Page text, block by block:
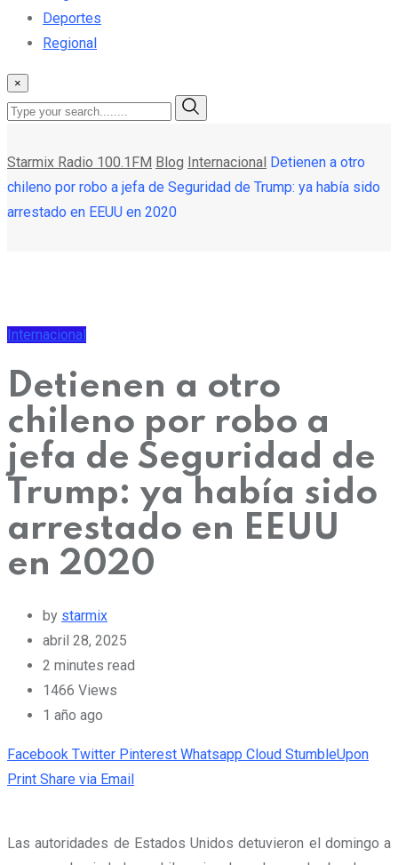
Deportes
Regional
×
Starmix Radio 100.1FM Blog Internacional Detienen a otro
chileno por robo a jefa de Seguridad de Trump: ya había sido
arrestado en EEUU en 2020
Internacional
Detienen a otro
chileno por robo a
jefa de Seguridad de
Trump: ya había sido
arrestado en EEUU
en 2020
by starmix
abril 28, 2025
2 minutes read
1466 Views
1 año ago
Facebook Twitter Pinterest Whatsapp Cloud StumbleUpon
Print Share via Email
Las autoridades de Estados Unidos detuvieron el domingo a